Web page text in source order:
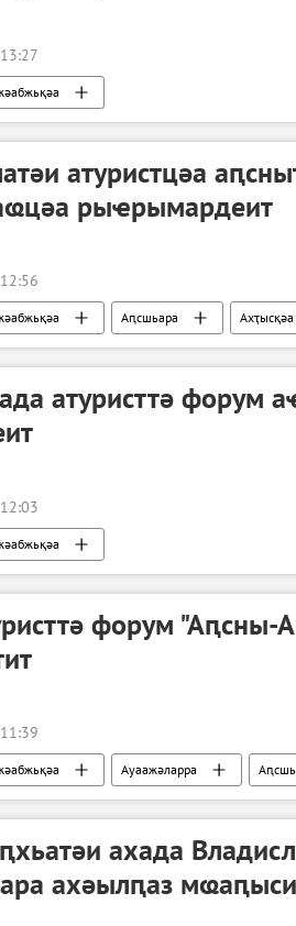
атуристцәа
рыҽрымардеит
Аԥсшьара Ахҭысқәа
атуристтә форум
форум "Аԥсны-
Ауаажәларра
ахада
ахәылԥаз